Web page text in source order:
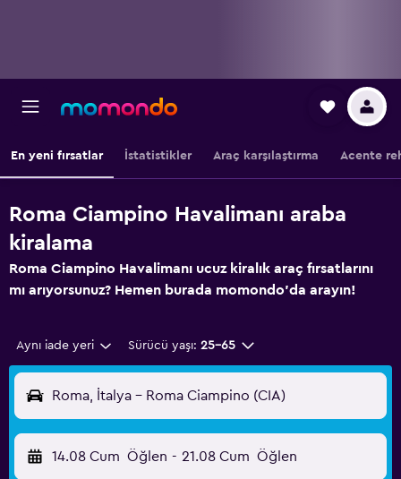
En yeni fırsatlar İstatistikler Araç karşılaştırma Acente
Roma Ciampino Havalimanı araba
kiralama
Roma Ciampino Havalimanı ucuz kiralık araç fırsatlarını
mı arıyorsunuz? Hemen burada momondo'da arayın!
Aynı iade yeri Sürücü yaşı: 25-65
Roma, İtalya - Roma Ciampino (CIA)
14.08 Cum Öğlen - 21.08 Cum Öğlen